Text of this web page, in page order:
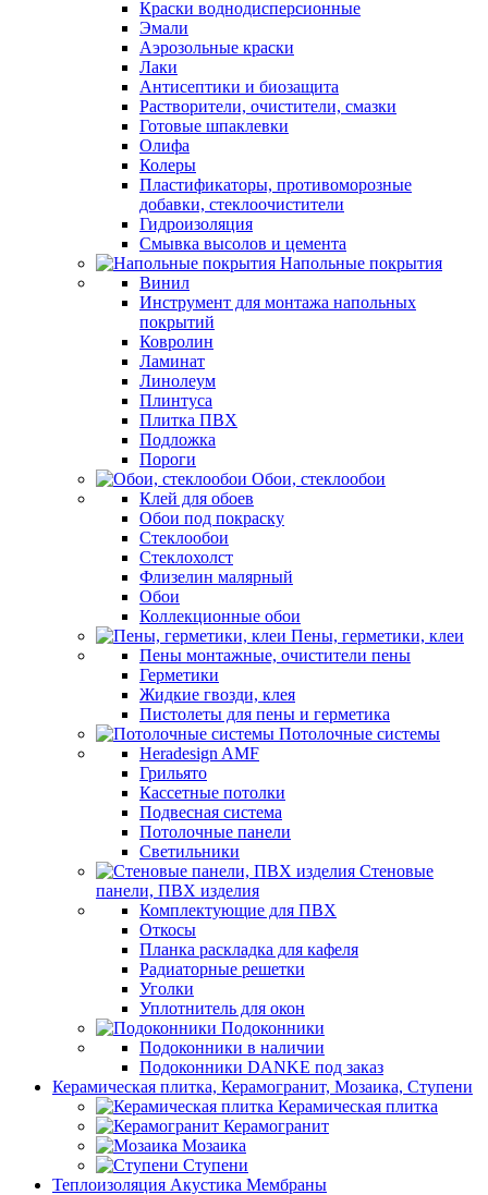
Краски воднодисперсионные
Эмали
Аэрозольные краски
Лаки
Антисептики и биозащита
Растворители, очистители, смазки
Готовые шпаклевки
Олифа
Колеры
Пластификаторы, противоморозные
добавки, стеклоочистители
Гидроизоляция
Смывка высолов и цемента
Напольные покрытия
Винил
Инструмент для монтажа напольных
покрытий
Ковролин
Ламинат
Линолеум
Плинтуса
Плитка ПВХ
Подложка
Пороги
Обои, стеклообои
Клей для обоев
Обои под покраску
Стеклообои
Стеклохолст
Флизелин малярный
Обои
Коллекционные обои
Пены, герметики, клеи
Пены монтажные, очистители пены
Герметики
Жидкие гвозди, клея
Пистолеты для пены и герметика
Потолочные системы
Heradesign AMF
Грильято
Кассетные потолки
Подвесная система
Потолочные панели
Светильники
Стеновые
панели, ПВХ изделия
Комплектующие для ПВХ
Откосы
Планка раскладка для кафеля
Радиаторные решетки
Уголки
Уплотнитель для окон
Подоконники
Подоконники в наличии
Подоконники DANKE под заказ
Керамическая плитка, Керамогранит, Мозаика, Ступени
Керамическая плитка
Керамогранит
Мозаика
Ступени
Теплоизоляция Акустика Мембраны